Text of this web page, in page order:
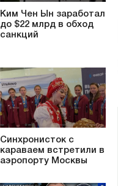
Ким Чен Ын заработал
до $22 млрд в обход
санкций
Синхронисток с
караваем встретили в
аэропорту Москвы